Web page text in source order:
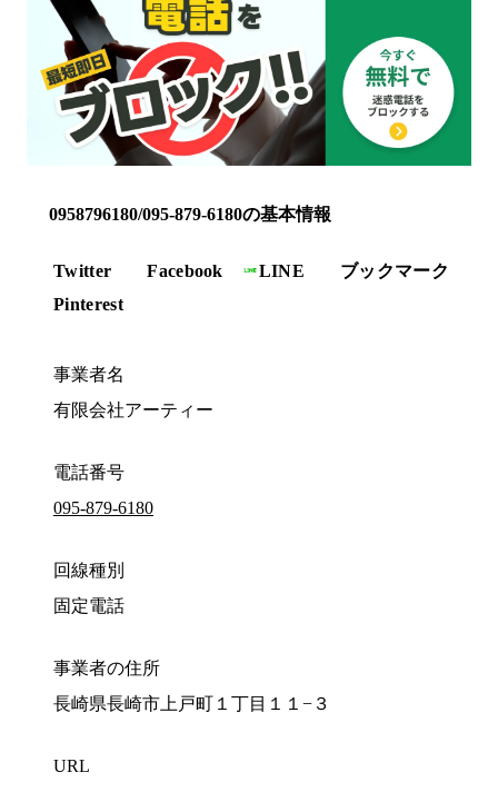
0958796180/095-879-6180の基本情報
Twitter Facebook LINE
ブックマーク
Pinterest
事業者名
有限会社アーティー
電話番号
095-879-6180
回線種別
固定電話
事業者の住所
長崎県長崎市上戸町１丁目１１−３
URL